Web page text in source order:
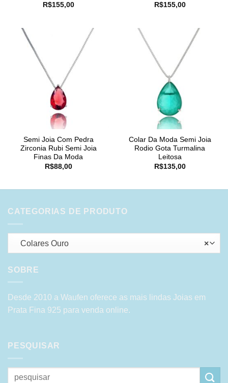
R$155,00
R$155,00
Semi Joia Com Pedra
Zirconia Rubi Semi Joia
Finas Da Moda
R$88,00
Colar Da Moda Semi Joia
Rodio Gota Turmalina
Leitosa
R$135,00
CATEGORIAS DE PRODUTO
×
Colares Ouro
SOBRE
Desde 2010 a Waufen oferece as mais lindas Joias em
Prata Fina 925 para venda online.
PESQUISAR
Pesquisar